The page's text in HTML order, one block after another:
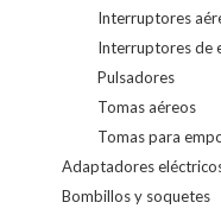
Interruptores
Interruptores de
Pulsadores
Tomas aéreos
Tomas para
Adaptadores
Bombillos y soquetes